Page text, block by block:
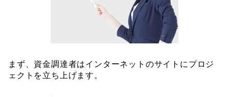
まず、資金調達者はインターネットのサイトにプロジ
ェクトを立ち上げます。